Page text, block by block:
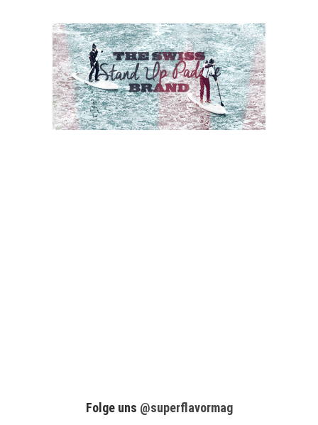
Folge uns @superflavormag